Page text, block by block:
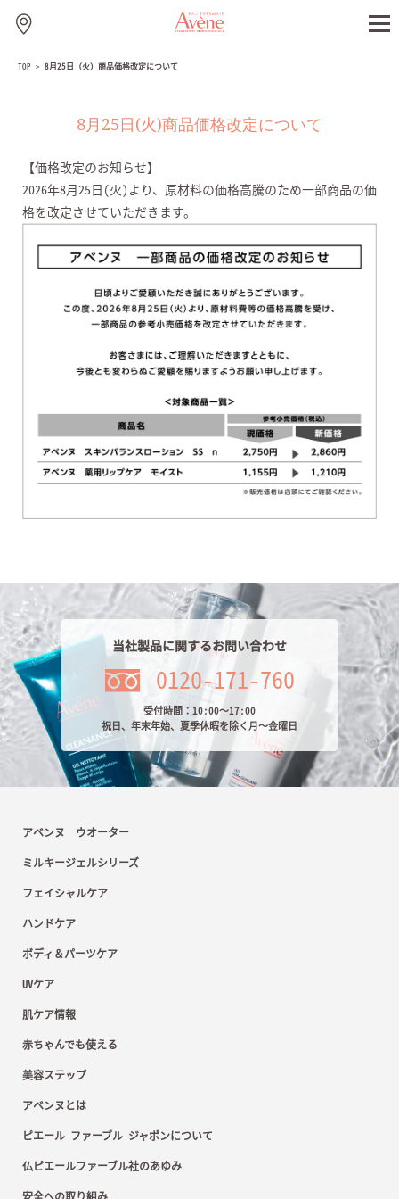
TOP > 8月25日（火）商品価格改定について
8月25日(火)商品価格改定について
【価格改定のお知らせ】
2026年8月25日(火)より、原材料の価格高騰のため一部商品の価
格を改定させていただきます。
当社製品に関するお問い合わせ
0120-171-760
受付時間：10:00～17:00
祝日、年末年始、夏季休暇を除く月～金曜日
アベンヌ ウオーター
ミルキージェルシリーズ
フェイシャルケア
ハンドケア
ボディ＆パーツケア
UVケア
肌ケア情報
赤ちゃんでも使える
美容ステップ
アベンヌとは
ピエール ファーブル ジャポンについて
仏ピエールファーブル社のあゆみ